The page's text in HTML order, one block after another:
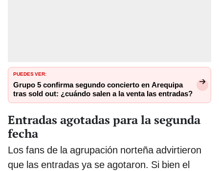
PUEDES VER:
Grupo 5 confirma segundo concierto en Arequipa
tras sold out: ¿cuándo salen a la venta las entradas?
Entradas agotadas para la segunda
fecha
Los fans de la agrupación norteña advirtieron
que las entradas ya se agotaron. Si bien el